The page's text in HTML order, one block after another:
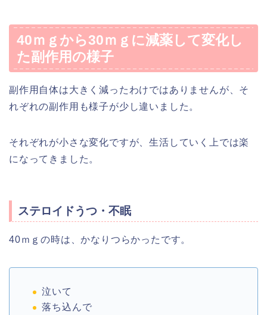
40ｍｇから30ｍｇに減薬して変化し
た副作用の様子
副作用自体は大きく減ったわけではありませんが、そ
れぞれの副作用も様子が少し違いました。
それぞれが小さな変化ですが、生活していく上では楽
になってきました。
ステロイドうつ・不眠
40ｍｇの時は、かなりつらかったです。
泣いて
落ち込んで